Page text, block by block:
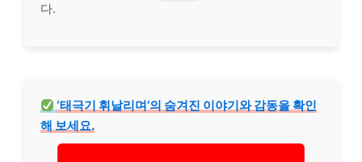
다.
‘태극기 휘날리며’의 숨겨진 이야기와 감동을 확인
해 보세요.